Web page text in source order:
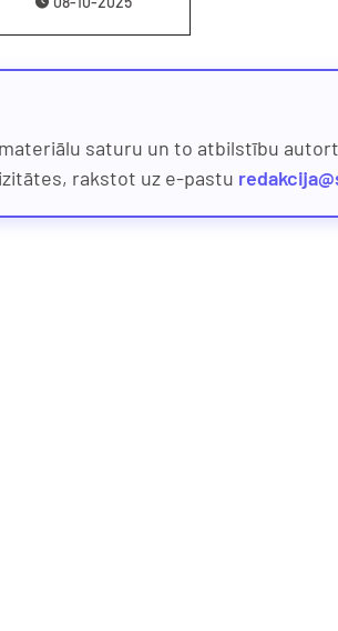
saturu un to atbilstību
rakstot uz e-pastu